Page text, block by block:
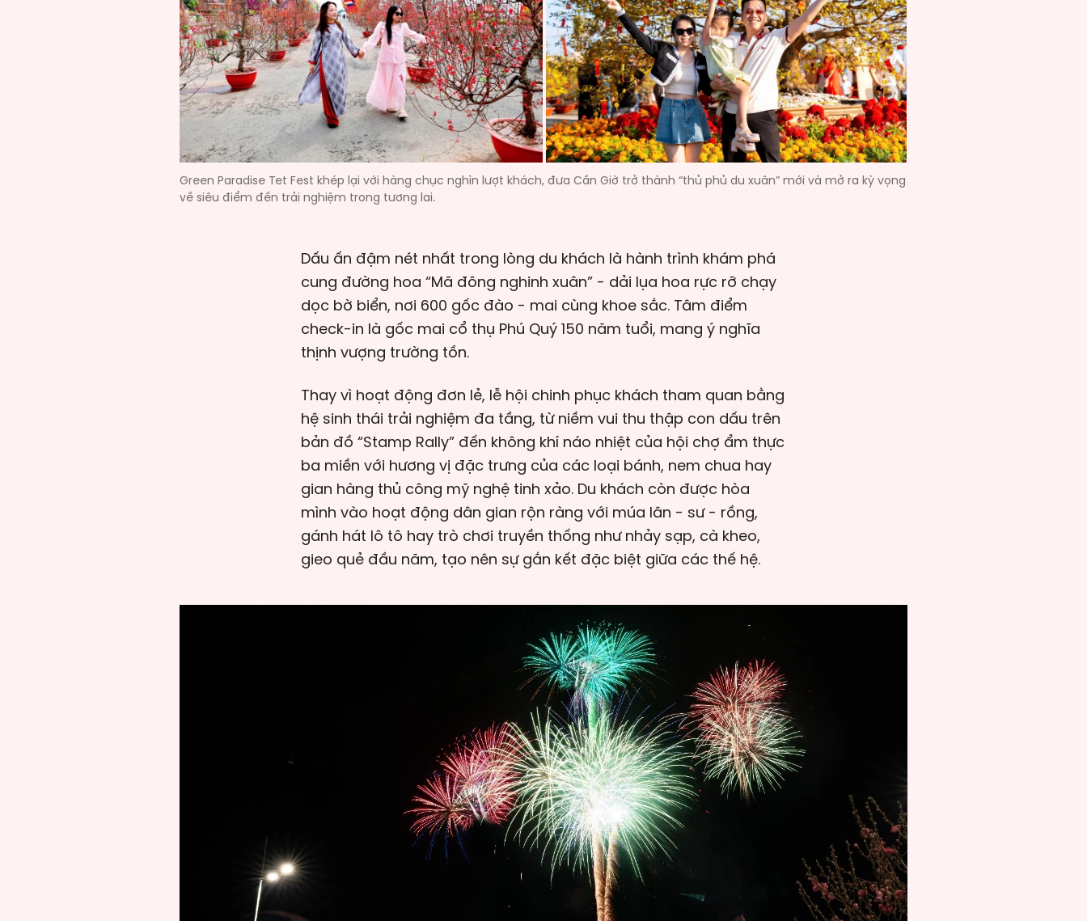
Green Paradise Tet Fest khép lại với hàng chục nghìn lượt khách, đưa Cần Giờ trở thành “thủ phủ du xuân” mới và mở ra kỳ vọng
về siêu điểm đến trải nghiệm trong tương lai.
Dấu ấn đậm nét nhất trong lòng du khách là hành trình khám phá
cung đường hoa “Mã đông nghinh xuân” - dải lụa hoa rực rỡ chạy
dọc bờ biển, nơi 600 gốc đào - mai cùng khoe sắc. Tâm điểm
check-in là gốc mai cổ thụ Phú Quý 150 năm tuổi, mang ý nghĩa
thịnh vượng trường tồn.
Thay vì hoạt động đơn lẻ, lễ hội chinh phục khách tham quan bằng
hệ sinh thái trải nghiệm đa tầng, từ niềm vui thu thập con dấu trên
bản đồ “Stamp Rally” đến không khí náo nhiệt của hội chợ ẩm thực
ba miền với hương vị đặc trưng của các loại bánh, nem chua hay
gian hàng thủ công mỹ nghệ tinh xảo. Du khách còn được hòa
mình vào hoạt động dân gian rộn ràng với múa lân - sư - rồng,
gánh hát lô tô hay trò chơi truyền thống như nhảy sạp, cà kheo,
gieo quẻ đầu năm, tạo nên sự gắn kết đặc biệt giữa các thế hệ.